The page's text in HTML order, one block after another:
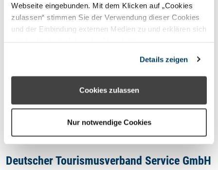
Webseite eingebunden. Mit dem Klicken auf „Cookies
zulassen“ stimmen Sie der Verwendung dieser Cookies
und der Einbindung externen Medien zu und erklären sich
können Sie über die Schaltfläche „Nur notwendige
Cookies“ ohne die Erklärung einer Einwilligung fortfahren.
In diesem Fall werden nur notwendige Cookies
den Cookie- Einstellungen widerrufen oder ändern.
Details zeigen
Cookies zulassen
Nur notwendige Cookies
202608071958453e501a46
Deutscher Tourismusverband Service GmbH
Datenschutzhinweis